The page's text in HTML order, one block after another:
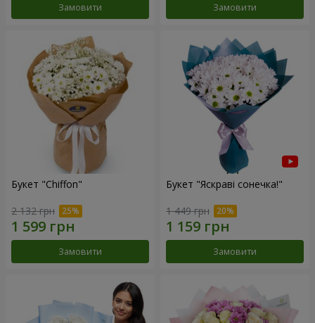
Замовити Замовити
Букет "Chiffon"
2 132 грн
Замовити
Букет "Яскраві сонечка!"
1 449 грн
Замовити